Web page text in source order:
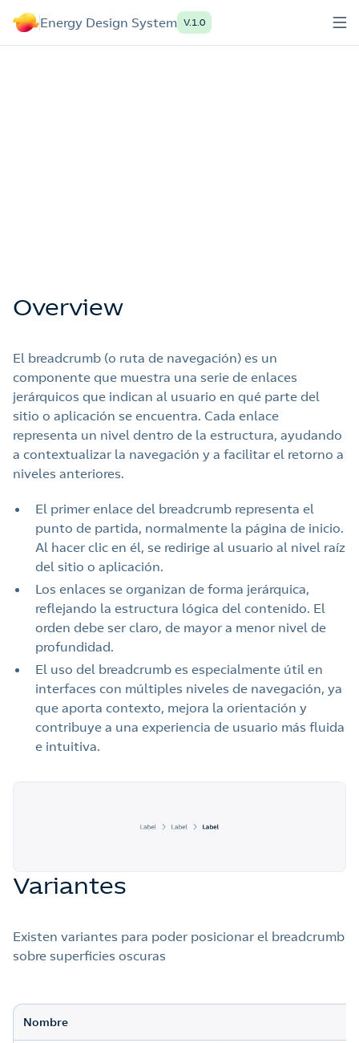
Energy Design System V.1.0
Overview
El breadcrumb (o ruta de navegación) es un
componente que muestra una serie de enlaces
jerárquicos que indican al usuario en qué parte del
sitio o aplicación se encuentra. Cada enlace
representa un nivel dentro de la estructura, ayudando
a contextualizar la navegación y a facilitar el retorno a
niveles anteriores.
El primer enlace del breadcrumb representa el
punto de partida, normalmente la página de inicio.
Al hacer clic en él, se redirige al usuario al nivel raíz
del sitio o aplicación.
Los enlaces se organizan de forma jerárquica,
reflejando la estructura lógica del contenido. El
orden debe ser claro, de mayor a menor nivel de
profundidad.
El uso del breadcrumb es especialmente útil en
interfaces con múltiples niveles de navegación, ya
que aporta contexto, mejora la orientación y
contribuye a una experiencia de usuario más fluida
e intuitiva.
Variantes
Existen variantes para poder posicionar el breadcrumb
sobre superficies oscuras
Nombre